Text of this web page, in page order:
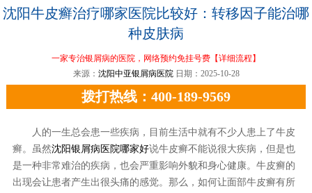
沈阳牛皮癣治疗哪家医院比较好：转移因子能治哪
种皮肤病
一家专治银屑病的医院，网络预约免挂号费 【详细流程】
来源： 沈阳中亚银屑病医院 日期：2025-10-28
拨打热线：400-189-9569
人的一生总会患一些疾病，目前生活中就有不少人患上了牛皮
癣。虽然沈阳银屑病医院哪家好说牛皮癣不能说很大疾病，但是也
是一种非常难治的疾病，也会严重影响外貌和身心健康。牛皮癣的
出现会让患者产生出很头痛的感觉。那么，如何让面部牛皮癣有所